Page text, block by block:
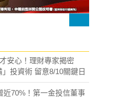
安心！理財專家揭密
」投資術 留意8/10關鍵日
近70%！第一金投信董事